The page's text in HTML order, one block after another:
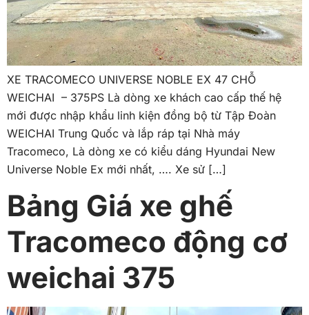
XE TRACOMECO UNIVERSE NOBLE EX 47 CHỖ
WEICHAI – 375PS Là dòng xe khách cao cấp thế hệ
mới được nhập khẩu linh kiện đồng bộ từ Tập Đoàn
WEICHAI Trung Quốc và lắp ráp tại Nhà máy
Tracomeco, Là dòng xe có kiểu dáng Hyundai New
Universe Noble Ex mới nhất, …. Xe sử […]
Bảng Giá xe ghế
Tracomeco động cơ
weichai 375